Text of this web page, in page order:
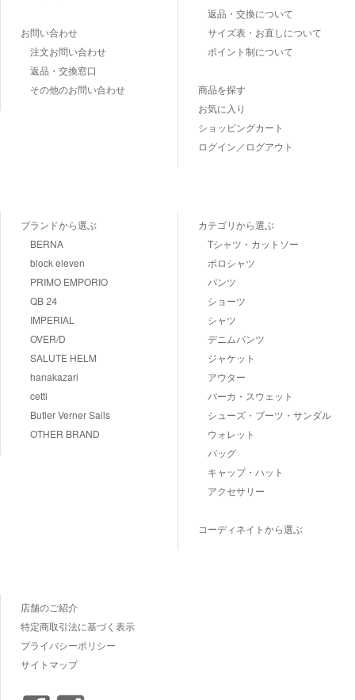
お問い合わせ
注文お問い合わせ
返品・交換窓口
その他のお問い合わせ
返品・交換について
サイズ表・お直しについて
ポイント制について
商品を探す
お気に入り
ショッピングカート
ログイン／ログアウト
ブランドから選ぶ
BERNA
block eleven
PRIMO EMPORIO
QB 24
IMPERIAL
OVER/D
SALUTE HELM
hanakazari
cetti
Butler Verner Sails
OTHER BRAND
カテゴリから選ぶ
Tシャツ・カットソー
ポロシャツ
パンツ
ショーツ
シャツ
デニムパンツ
ジャケット
アウター
パーカ・スウェット
シューズ・ブーツ・サンダル
ウォレット
バッグ
キャップ・ハット
アクセサリー
コーディネイトから選ぶ
店舗のご紹介
特定商取引法に基づく表示
プライバシーポリシー
サイトマップ